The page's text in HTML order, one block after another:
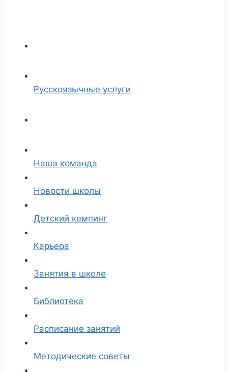
Русскоязычные услуги
Наша команда
Новости школы
Детский кемпинг
Карьера
Занятия в школе
Библиотека
Расписание занятий
Методические советы